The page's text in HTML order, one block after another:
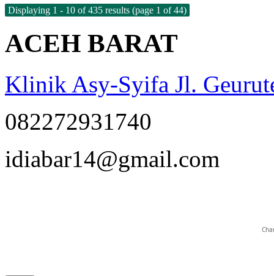
Displaying 1 - 10 of 435 results (page 1 of 44)
ACEH BARAT
Klinik Asy-Syifa Jl.
082272931740
idiabar14@gmail.com